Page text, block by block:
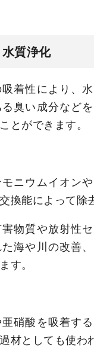
質浄化
着性により、
臭い成分など
とができます。
ニウムイオンや
換能によって除
物質や放射性
海や川の改善
す。
硝酸を吸着す
材としても使わ